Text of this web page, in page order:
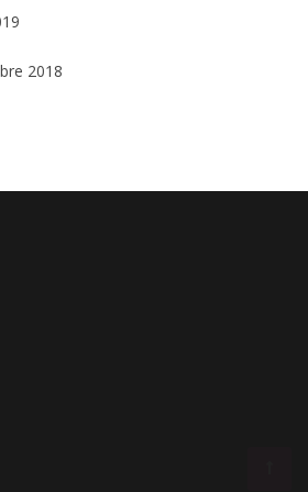
2018